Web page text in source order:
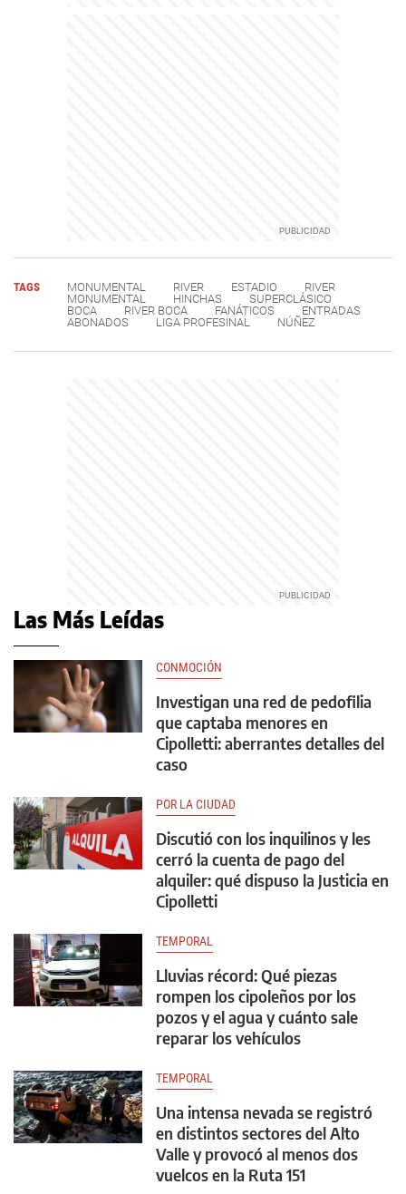
TAGS MONUMENTAL RIVER ESTADIO
RIVER
MONUMENTAL
HINCHAS
SUPERCLÁSICO
BOCA
RIVER BOCA FANÁTICOS
ENTRADAS
ABONADOS
LIGA PROFESINAL NÚÑEZ
Las Más Leídas
CONMOCIÓN
Investigan una red de pedofilia
que captaba menores en
Cipolletti: aberrantes detalles del
caso
POR LA CIUDAD
Discutió con los inquilinos y les
cerró la cuenta de pago del
alquiler: qué dispuso la Justicia en
Cipolletti
TEMPORAL
Lluvias récord: Qué piezas
rompen los cipoleños por los
pozos y el agua y cuánto sale
reparar los vehículos
TEMPORAL
Una intensa nevada se registró
en distintos sectores del Alto
Valle y provocó al menos dos
vuelcos en la Ruta 151